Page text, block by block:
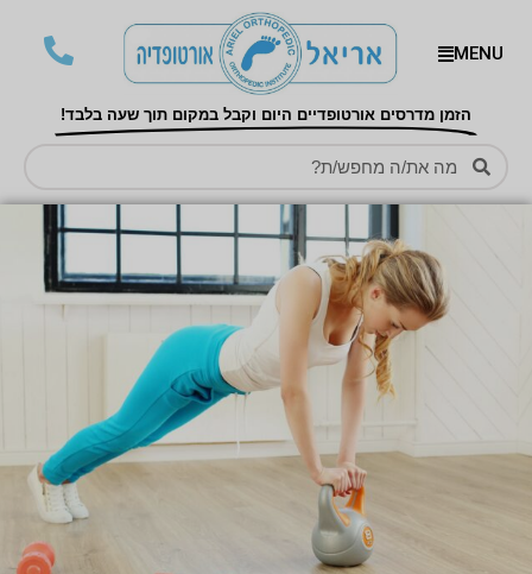
MENU
הזמן מדרסים אורטופדיים היום וקבל במקום תוך שעה בלבד!